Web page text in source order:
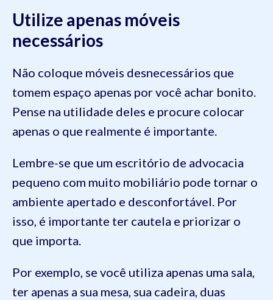
Utilize apenas móveis
necessários
Não coloque móveis desnecessários que
tomem espaço apenas por você achar bonito.
Pense na utilidade deles e procure colocar
apenas o que realmente é importante.
Lembre-se que um escritório de advocacia
pequeno com muito mobiliário pode tornar o
ambiente apertado e desconfortável. Por
isso, é importante ter cautela e priorizar o
que importa.
Por exemplo, se você utiliza apenas uma sala,
ter apenas a sua mesa, sua cadeira, duas